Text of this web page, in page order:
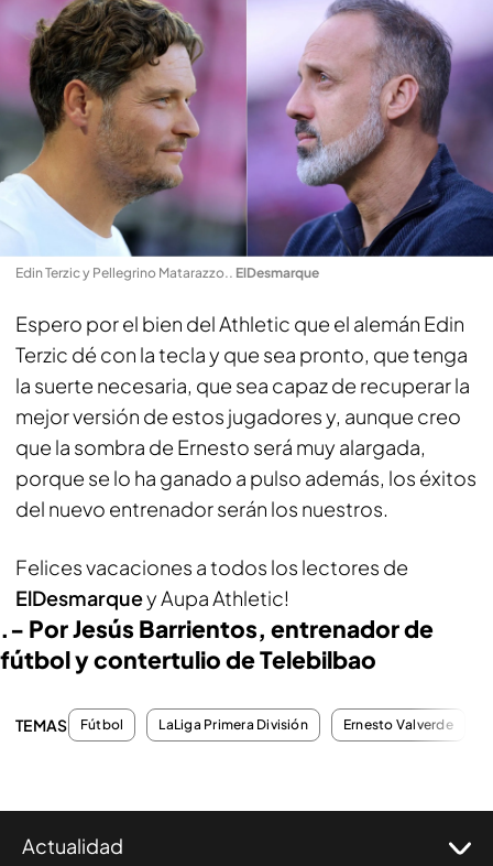
Edin Terzic y Pellegrino Matarazzo.. ElDesmarque
Espero por el bien del Athletic que el alemán Edin
Terzic dé con la tecla y que sea pronto, que tenga
la suerte necesaria, que sea capaz de recuperar la
mejor versión de estos jugadores y, aunque creo
que la sombra de Ernesto será muy alargada,
porque se lo ha ganado a pulso además, los éxitos
del nuevo entrenador serán los nuestros.
Felices vacaciones a todos los lectores de
ElDesmarquey Aupa Athletic!
.- Por Jesús Barrientos, entrenador de
fútbol y contertulio de Telebilbao
TEMAS Fútbol LaLiga Primera División Ernesto Valverde
Actualidad